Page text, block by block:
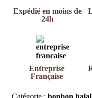
Expédié en moins de
24h
Entreprise
Française
Catégorie : bonbon halal